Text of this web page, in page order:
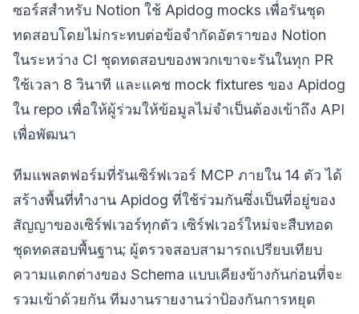
ซอร์สสำหรับ Notion ใช้ Apidog mocks เพื่อรันชุด
ทดสอบโดยไม่กระทบต่อข้อจำกัดอัตราของ Notion
ในระหว่าง CI ชุดทดสอบของพวกเขาจะรันในทุก PR
ใช้เวลา 8 วินาที และแคช mock fixtures ของ Apidog
ใน repo เพื่อให้ผู้ร่วมให้ข้อมูลไม่จำเป็นต้องเข้าถึง API
เพื่อพัฒนา
ทีมแพลตฟอร์มที่รันเซิร์ฟเวอร์ MCP ภายใน 14 ตัว ได้
สร้างพื้นที่ทำงาน Apidog ที่ใช้ร่วมกันซึ่งเป็นที่อยู่ของ
สัญญาของเซิร์ฟเวอร์ทุกตัว เซิร์ฟเวอร์ใหม่จะสืบทอด
ชุดทดสอบพื้นฐาน; ผู้ตรวจสอบสามารถเปรียบเทียบ
ความแตกต่างของ Schema แบบเคียงข้างกันก่อนที่จะ
รวมเข้าด้วยกัน ทีมงานรายงานว่าป้องกันการหยุด